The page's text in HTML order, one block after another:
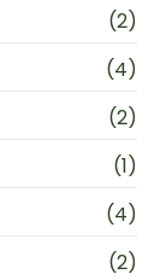
(2)
(4)
(2)
(1)
(4)
(2)